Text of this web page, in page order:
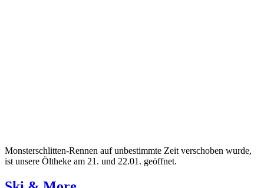
Monsterschlitten-Rennen auf unbestimmte Zeit verschoben wurde,
ist unsere Öltheke am 21. und 22.01. geöffnet.